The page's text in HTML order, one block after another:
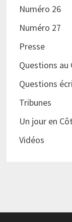
Numéro 26
Numéro 27
Presse
Questions au
Questions
Tribunes
Un jour en
Vidéos